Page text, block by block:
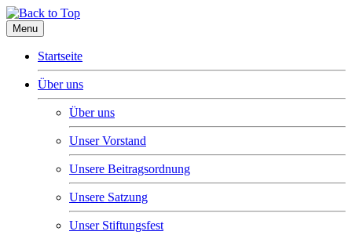
Menu
Startseite
Über uns
Über uns
Unser Vorstand
Unsere Beitragsordnung
Unsere Satzung
Unser Stiftungsfest